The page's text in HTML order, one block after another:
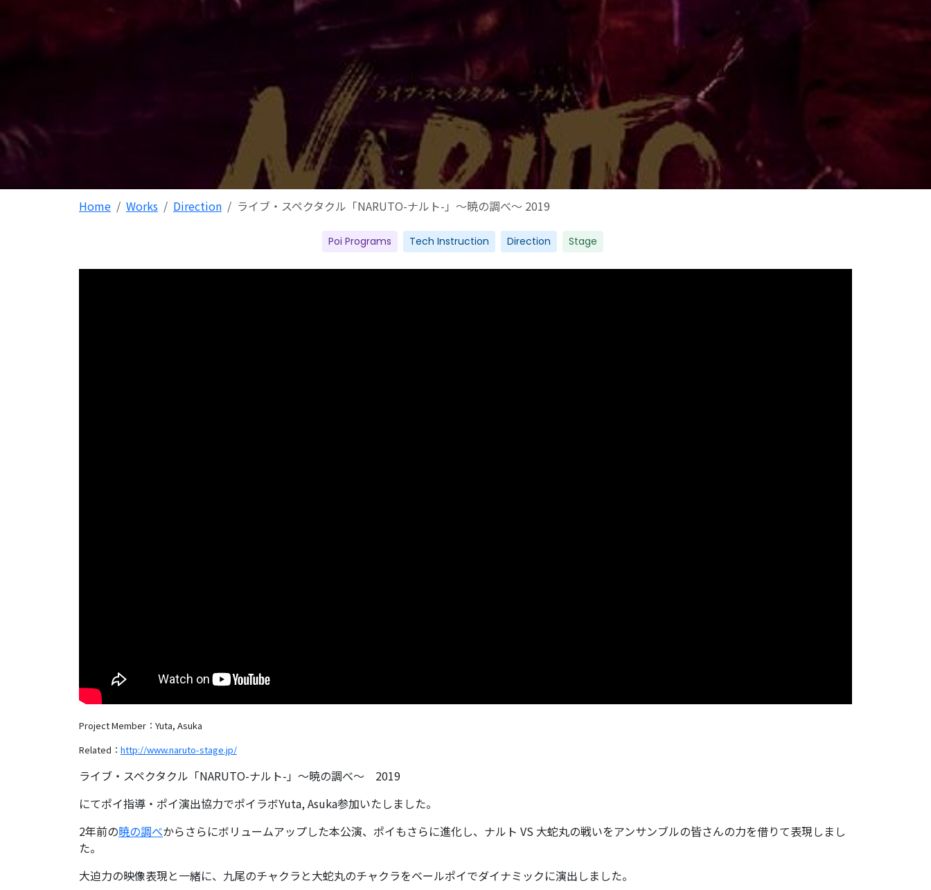
Home Works Direction ライブ・スペクタクル「NARUTO-ナルト-」〜暁の調べ〜 2019
Poi Programs Tech Instruction Direction Stage
Project Member：Yuta, Asuka
Related： http://www.naruto-stage.jp/
ライブ・スペクタクル「NARUTO-ナルト-」〜暁の調べ〜 2019
にてポイ指導・ポイ演出協力でポイラボYuta, Asuka参加いたしました。
2年前の暁の調べからさらにボリュームアップした本公演、ポイもさらに進化し、ナルト VS 大蛇丸の戦いをアンサンブルの皆さんの力を借りて表現しまし
た。
大迫力の映像表現と一緒に、九尾のチャクラと大蛇丸のチャクラをベールポイでダイナミックに演出しました。